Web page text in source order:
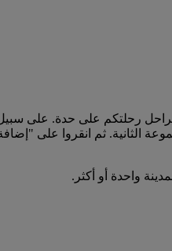
رحلتكم على حدة. على
الثانية. ثم انقروا على
واحدة أو أكثر.